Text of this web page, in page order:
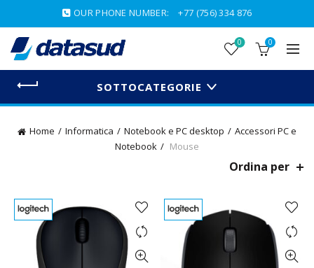
OUR PHONE NUMBER: +77 (756) 334 876
0 0
SOTTOCATEGORIE
Home Informatica Notebook e PC desktop
Accessori PC e
Notebook
Mouse
Ordina per